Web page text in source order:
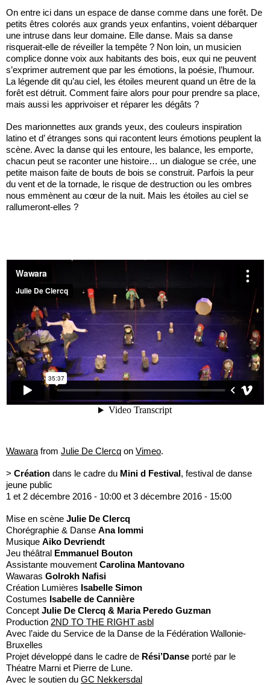
On entre ici dans un espace de danse comme dans une forêt. De
petits êtres colorés aux grands yeux enfantins, voient débarquer
une intruse dans leur domaine. Elle danse. Mais sa danse
risquerait-elle de réveiller la tempête ? Non loin, un musicien
complice donne voix aux habitants des bois, eux qui ne peuvent
s’exprimer autrement que par les émotions, la poésie, l’humour.
La légende dit qu’au ciel, les étoiles meurent quand un être de la
forêt est détruit. Comment faire alors pour pour prendre sa place,
mais aussi les apprivoiser et réparer les dégâts ?
Des marionnettes aux grands yeux, des couleurs inspiration
latino et d’ étranges sons qui racontent leurs émotions peuplent la
scène. Avec la danse qui les entoure, les balance, les emporte,
chacun peut se raconter une histoire… un dialogue se crée, une
petite maison faite de bouts de bois se construit. Parfois la peur
du vent et de la tornade, le risque de destruction ou les ombres
nous emmènent au cœur de la nuit. Mais les étoiles au ciel se
rallumeront-elles ?
Wawara from Julie De Clercq on Vimeo.
> Création dans le cadre du Mini d Festival, festival de danse
jeune public
1 et 2 décembre 2016 - 10:00 et 3 décembre 2016 - 15:00
Mise en scène Julie De Clercq
Chorégraphie & Danse Ana Iommi
Musique Aiko Devriendt
Jeu théâtral Emmanuel Bouton
Assistante mouvement Carolina Mantovano
Wawaras Golrokh Nafisi
Création Lumières Isabelle Simon
Costumes Isabelle de Cannière
Concept Julie De Clercq & Maria Peredo Guzman
Production 2ND TO THE RIGHT asbl
Avec l’aide du Service de la Danse de la Fédération Wallonie-
Bruxelles
Projet développé dans le cadre de Rési’Danse porté par le
Théatre Marni et Pierre de Lune.
Avec le soutien du GC Nekkersdal